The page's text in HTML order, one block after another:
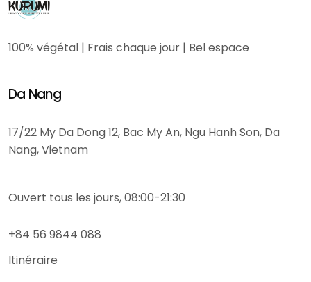
100% végétal | Frais chaque jour | Bel espace
Da Nang
17/22 My Da Dong 12, Bac My An, Ngu Hanh Son, Da
Nang, Vietnam
Ouvert tous les jours, 08:00-21:30
+84 56 9844 088
Itinéraire